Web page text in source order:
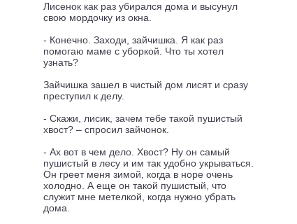
Лисенок как раз убирался дома и высунул
свою мордочку из окна.
- Конечно. Заходи, зайчишка. Я как раз
помогаю маме с уборкой. Что ты хотел
узнать?
Зайчишка зашел в чистый дом лисят и сразу
преступил к делу.
- Скажи, лисик, зачем тебе такой пушистый
хвост? – спросил зайчонок.
- Ах вот в чем дело. Хвост? Ну он самый
пушистый в лесу и им так удобно укрываться.
Он греет меня зимой, когда в норе очень
холодно. А еще он такой пушистый, что
служит мне метелкой, когда нужно убрать
дома.